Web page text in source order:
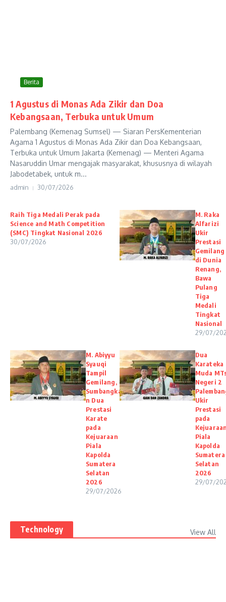
Berita
1 Agustus di Monas Ada Zikir dan Doa
Kebangsaan, Terbuka untuk Umum
Palembang (Kemenag Sumsel) — Siaran PersKementerian
Agama 1 Agustus di Monas Ada Zikir dan Doa Kebangsaan,
Terbuka untuk Umum Jakarta (Kemenag) — Menteri Agama
Nasaruddin Umar mengajak masyarakat, khususnya di wilayah
Jabodetabek, untuk m...
admin 30/07/2026
Raih Tiga Medali Perak pada
Science and Math Competition
(SMC) Tingkat Nasional 2026
30/07/2026
M. Raka
Alfarizi
Ukir
Prestasi
Gemilang
di Dunia
Renang,
Bawa
Pulang
Tiga
Medali
Tingkat
Nasional
29/07/
M. Abiyyu
Syauqi
Tampil
Gemilang,
Sumbangka
n Dua
Prestasi
Karate
pada
Kejuaraan
Piala
Kapolda
Sumatera
Selatan
2026
29/07/2026
Dua
Karateka
Muda
Negeri 2
Ukir
Prestasi
pada
Piala
Kapolda
Sumatera
Selatan
2026
29/07/
Technology View All